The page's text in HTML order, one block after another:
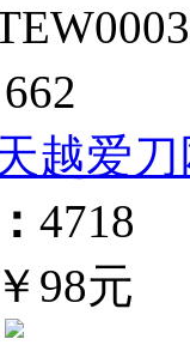
662
越爱
4718
￥98元